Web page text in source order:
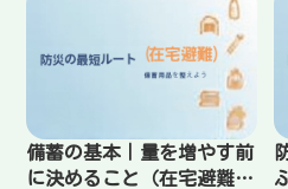
源→食事→体温管理の順で整え
ると、生活が回りやすい。0〜1
時間、1〜6時間、6〜24時間の行
動リストと、最小の備えをまと
備蓄の基本｜量を増やす前
に決めること（在宅避難の